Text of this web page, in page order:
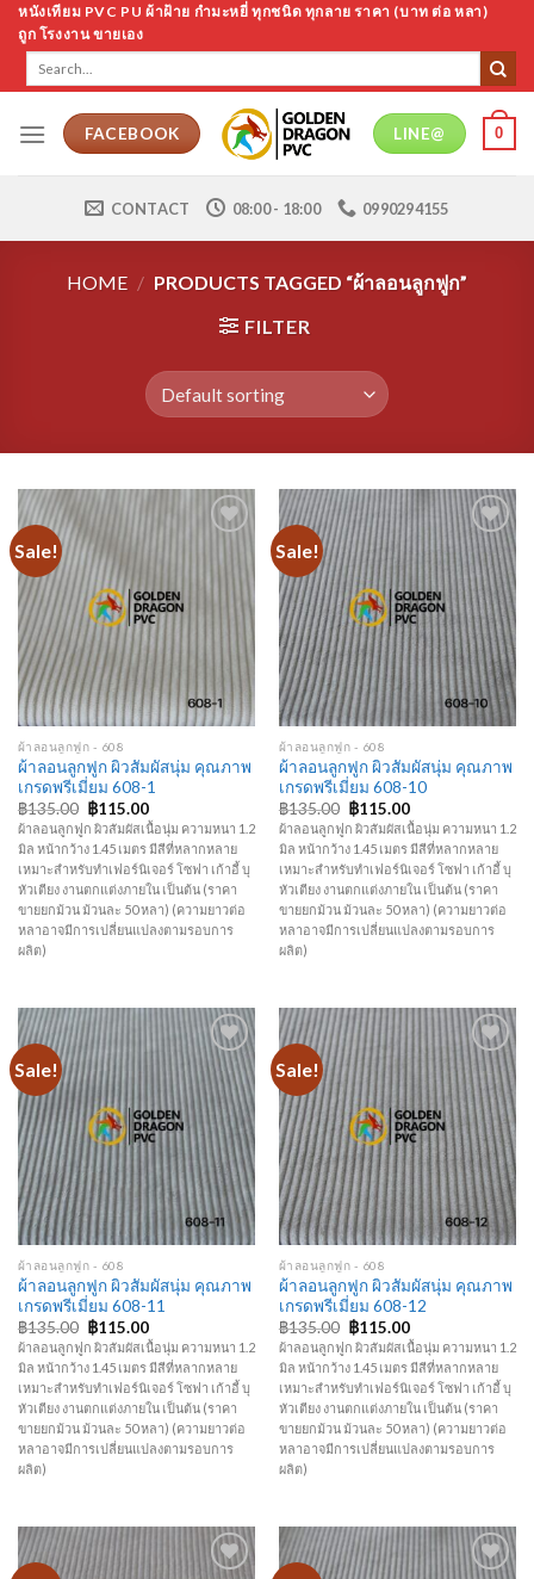
Skip
content
หนังเทียม PVC PU ผ้าฝ้าย กำมะหยี่ ทุกชนิด ทุกลาย ราคา (บาท ต่อ หลา)
ถูก โรงงาน ขายเอง
FACEBOOK LINE@ 0
CONTACT 08:00 - 18:00 0990294155
HOME / PRODUCTS TAGGED “ผ้าลอนลูกฟูก”
FILTER
Sale!
Wishlist
ผ้าลอนลูกฟูก - 608
ผ้าลอนลูกฟูก ผิวสัมผัสนุ่ม คุณภาพ
เกรดพรีเมี่ยม 608-1
฿135.00 ฿115.00
ผ้าลอนลูกฟูก ผิวสัมผัสเนื้อนุ่ม ความหนา 1.2
มิล หน้ากว้าง 1.45 เมตร มีสีที่หลากหลาย
เหมาะสำหรับทำเฟอร์นิเจอร์ โซฟา เก้าอี้ บุ
หัวเตียง งานตกแต่งภายใน เป็นต้น (ราคา
ขายยกม้วน ม้วนละ 50 หลา) (ความยาวต่อ
หลาอาจมีการเปลี่ยนแปลงตามรอบการ
ผลิต)
Sale!
Add to
Wishlist
ผ้าลอนลูกฟูก - 608
ผ้าลอนลูกฟูก ผิวสัมผัสนุ่ม คุณภาพ
เกรดพรีเมี่ยม 608-10
฿135.00 ฿115.00
ผ้าลอนลูกฟูก ผิวสัมผัสเนื้อนุ่ม ความหนา 1.2
มิล หน้ากว้าง 1.45 เมตร มีสีที่หลากหลาย
เหมาะสำหรับทำเฟอร์นิเจอร์ โซฟา เก้าอี้ บุ
หัวเตียง งานตกแต่งภายใน เป็นต้น (ราคา
ขายยกม้วน ม้วนละ 50 หลา) (ความยาวต่อ
หลาอาจมีการเปลี่ยนแปลงตามรอบการ
ผลิต)
Sale!
Add to
Wishlist
ผ้าลอนลูกฟูก - 608
ผ้าลอนลูกฟูก ผิวสัมผัสนุ่ม คุณภาพ
เกรดพรีเมี่ยม 608-11
฿135.00 ฿115.00
ผ้าลอนลูกฟูก ผิวสัมผัสเนื้อนุ่ม ความหนา 1.2
มิล หน้ากว้าง 1.45 เมตร มีสีที่หลากหลาย
เหมาะสำหรับทำเฟอร์นิเจอร์ โซฟา เก้าอี้ บุ
หัวเตียง งานตกแต่งภายใน เป็นต้น (ราคา
ขายยกม้วน ม้วนละ 50 หลา) (ความยาวต่อ
หลาอาจมีการเปลี่ยนแปลงตามรอบการ
ผลิต)
Sale!
Add to
Wishlist
ผ้าลอนลูกฟูก - 608
ผ้าลอนลูกฟูก ผิวสัมผัสนุ่ม คุณภาพ
เกรดพรีเมี่ยม 608-12
฿135.00 ฿115.00
ผ้าลอนลูกฟูก ผิวสัมผัสเนื้อนุ่ม ความหนา 1.2
มิล หน้ากว้าง 1.45 เมตร มีสีที่หลากหลาย
เหมาะสำหรับทำเฟอร์นิเจอร์ โซฟา เก้าอี้ บุ
หัวเตียง งานตกแต่งภายใน เป็นต้น (ราคา
ขายยกม้วน ม้วนละ 50 หลา) (ความยาวต่อ
หลาอาจมีการเปลี่ยนแปลงตามรอบการ
ผลิต)